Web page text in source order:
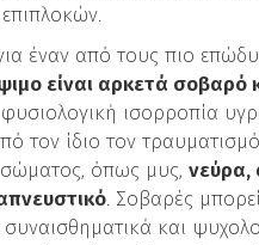
έναν από τους πιο
είναι αρκετά σοβαρό
φυσιολογική ισορροπία
τον ίδιο τον
όπως μυς, νεύρα,
. Σοβαρές
και